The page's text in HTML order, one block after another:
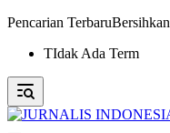
Pencarian TerbaruBersihkan
TIdak Ada Term